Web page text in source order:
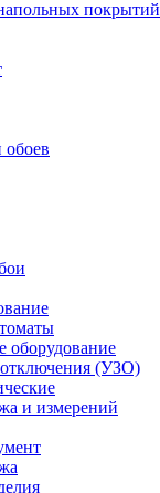
покрытий
обоев
оборудование
отключения (УЗО)
и измерений